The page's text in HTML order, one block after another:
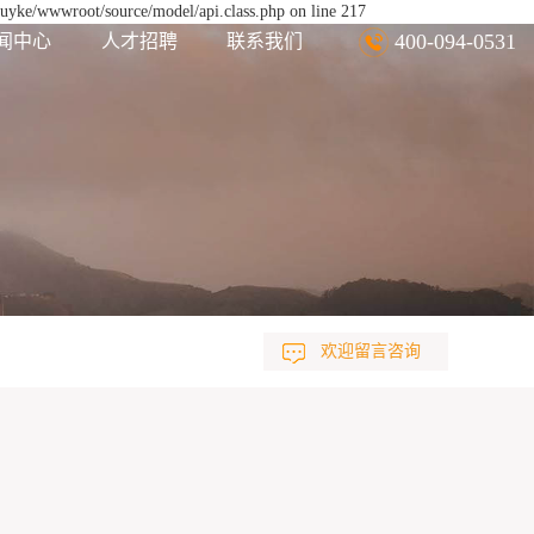
wwwroot/source/model/api.class.php on line 217
中心 人才招聘 联系我们 400-094-0531
欢迎留言咨询